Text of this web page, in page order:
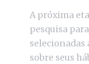
A próxima
pesquisa
sobre seus